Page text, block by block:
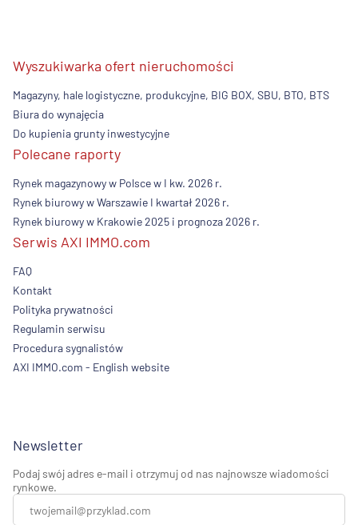
Wyszukiwarka ofert nieruchomości
Magazyny, hale logistyczne, produkcyjne, BIG BOX, SBU, BTO, BTS
Biura do wynajęcia
Do kupienia grunty inwestycyjne
Polecane raporty
Rynek magazynowy w Polsce w I kw. 2026 r.
Rynek biurowy w Warszawie I kwartał 2026 r.
Rynek biurowy w Krakowie 2025 i prognoza 2026 r.
Serwis AXI IMMO.com
FAQ
Kontakt
Polityka prywatności
Regulamin serwisu
Procedura sygnalistów
AXI IMMO.com - English website
Newsletter
Podaj swój adres e-mail i otrzymuj od nas najnowsze wiadomości
rynkowe.